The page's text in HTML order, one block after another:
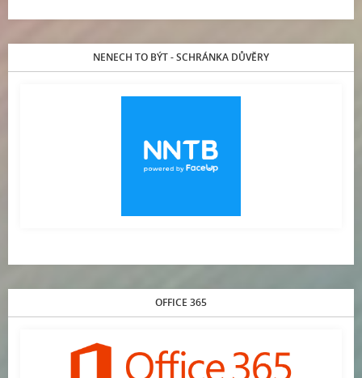
NENECH TO BÝT - SCHRÁNKA DŮVĚRY
OFFICE 365